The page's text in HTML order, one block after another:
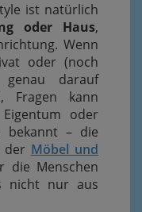
ist natürlich
oder Haus,
Wenn
oder (noch
darauf
Fragen kann
oder
bekannt – die
der Möbel und
die Menschen
nicht nur aus